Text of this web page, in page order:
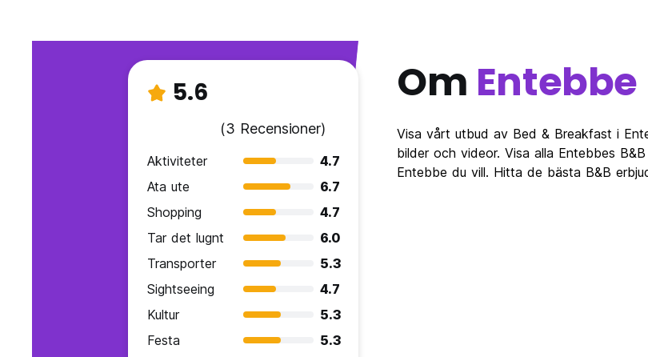
5.6
(3 Recensioner)
Aktiviteter
4.7
Ata ute
6.7
Shopping
4.7
Tar det lugnt
6.0
Transporter
5.3
Sightseeing
4.7
Kultur
5.3
Festa
5.3
Om Entebbe
Visa vårt utbud av Bed & Breakfast i
bilder och videor. Visa alla Entebbes
Entebbe du vill. Hitta de bästa B&B